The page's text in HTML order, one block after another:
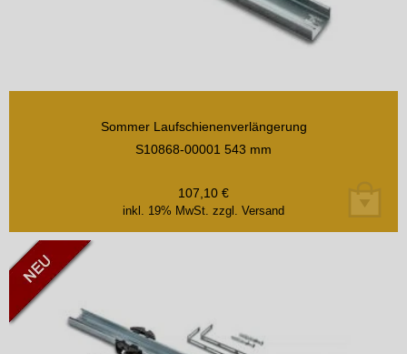
Sommer Laufschienenverlängerung
S10868-00001 543 mm
inkl. 19% MwSt. zzgl. Versand
107,10 €